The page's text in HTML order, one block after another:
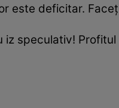
este deficitar.
iz speculativ!